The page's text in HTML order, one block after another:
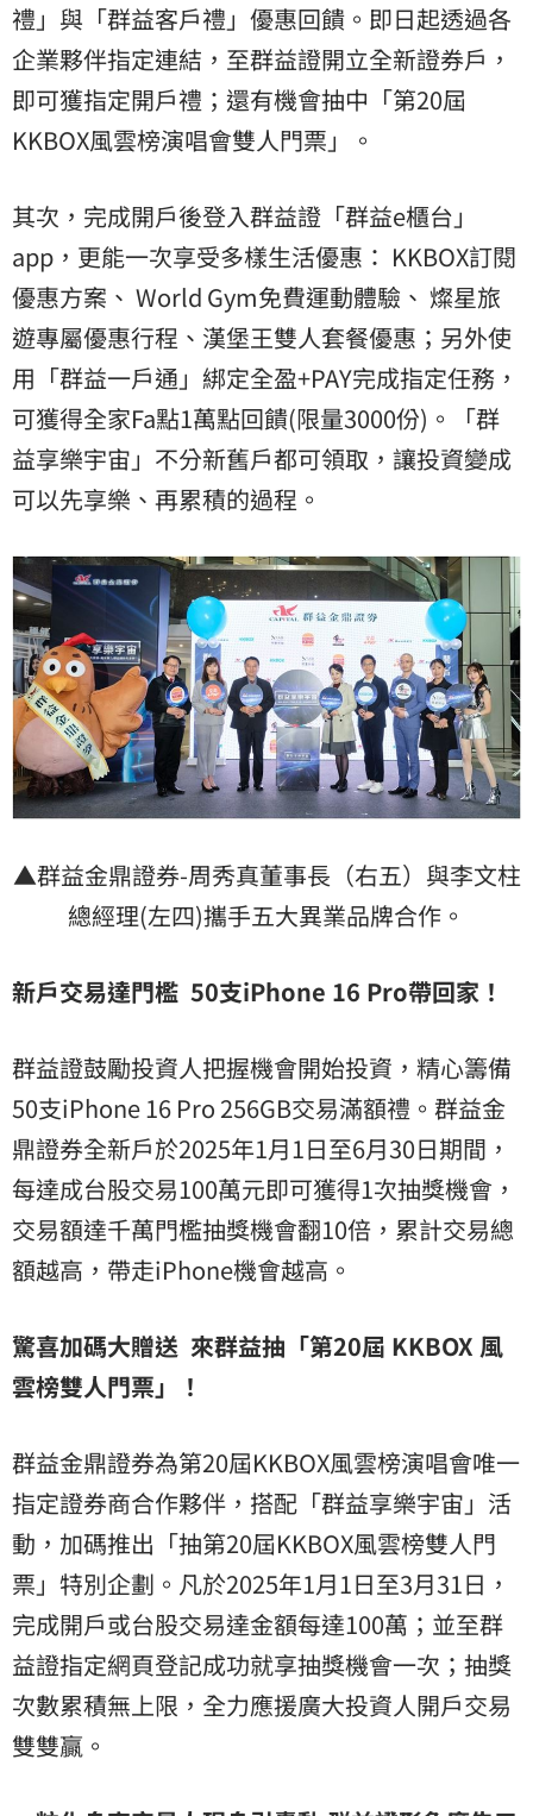
禮」與「群益客戶禮」優惠回饋。即日起透過各
企業夥伴指定連結，至群益證開立全新證券戶，
即可獲指定開戶禮；還有機會抽中「第20屆
KKBOX風雲榜演唱會雙人門票」。
其次，完成開戶後登入群益證「群益e櫃台」
app，更能一次享受多樣生活優惠： KKBOX訂閱
優惠方案、 World Gym免費運動體驗、 燦星旅
遊專屬優惠行程、漢堡王雙人套餐優惠；另外使
用「群益一戶通」綁定全盈+PAY完成指定任務，
可獲得全家Fa點1萬點回饋(限量3000份)。「群
益享樂宇宙」不分新舊戶都可領取，讓投資變成
可以先享樂、再累積的過程。
▲群益金鼎證券-周秀真董事長（右五）與李文柱
總經理(左四)攜手五大異業品牌合作。
新戶交易達門檻 50支iPhone 16 Pro帶回家！
群益證鼓勵投資人把握機會開始投資，精心籌備
50支iPhone 16 Pro 256GB交易滿額禮。群益金
鼎證券全新戶於2025年1月1日至6月30日期間，
每達成台股交易100萬元即可獲得1次抽獎機會，
交易額達千萬門檻抽獎機會翻10倍，累計交易總
額越高，帶走iPhone機會越高。
驚喜加碼大贈送 來群益抽「第20屆 KKBOX 風
雲榜雙人門票」！
群益金鼎證券為第20屆KKBOX風雲榜演唱會唯一
指定證券商合作夥伴，搭配「群益享樂宇宙」活
動，加碼推出「抽第20屆KKBOX風雲榜雙人門
票」特別企劃。凡於2025年1月1日至3月31日，
完成開戶或台股交易達金額每達100萬；並至群
益證指定網頁登記成功就享抽獎機會一次；抽獎
次數累積無上限，全力應援廣大投資人開戶交易
雙雙贏。